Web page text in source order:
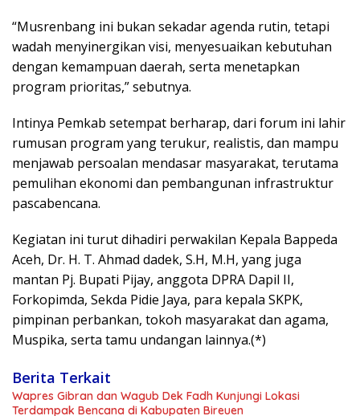
“Musrenbang ini bukan sekadar agenda rutin, tetapi
wadah menyinergikan visi, menyesuaikan kebutuhan
dengan kemampuan daerah, serta menetapkan
program prioritas,” sebutnya.
Intinya Pemkab setempat berharap, dari forum ini lahir
rumusan program yang terukur, realistis, dan mampu
menjawab persoalan mendasar masyarakat, terutama
pemulihan ekonomi dan pembangunan infrastruktur
pascabencana.
Kegiatan ini turut dihadiri perwakilan Kepala Bappeda
Aceh, Dr. H. T. Ahmad dadek, S.H, M.H, yang juga
mantan Pj. Bupati Pijay, anggota DPRA Dapil II,
Forkopimda, Sekda Pidie Jaya, para kepala SKPK,
pimpinan perbankan, tokoh masyarakat dan agama,
Muspika, serta tamu undangan lainnya.(*)
Berita Terkait
Wapres Gibran dan Wagub Dek Fadh Kunjungi Lokasi
Terdampak Bencana di Kabupaten Bireuen